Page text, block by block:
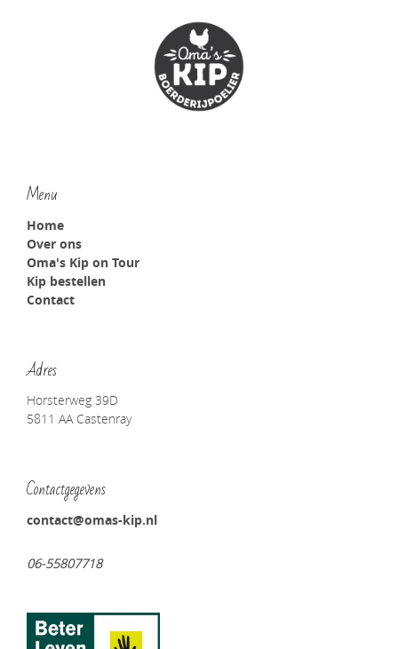
Menu
Home
Over ons
Oma's Kip on Tour
Kip bestellen
Contact
Adres
Horsterweg 39D
5811 AA Castenray
Contactgegevens
contact@omas-kip.nl
06-55807718